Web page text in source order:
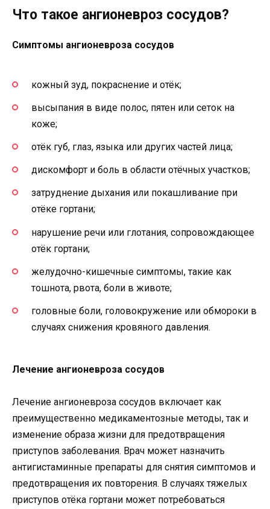
Что такое ангионевроз сосудов?
Симптомы ангионевроза сосудов
кожный зуд, покраснение и отёк;
высыпания в виде полос, пятен или сеток на
коже;
отёк губ, глаз, языка или других частей лица;
дискомфорт и боль в области отёчных участков;
затруднение дыхания или покашливание при
отёке гортани;
нарушение речи или глотания, сопровождающее
отёк гортани;
желудочно-кишечные симптомы, такие как
тошнота, рвота, боли в животе;
головные боли, головокружение или обмороки в
случаях снижения кровяного давления.
Лечение ангионевроза сосудов
Лечение ангионевроза сосудов включает как
преимущественно медикаментозные методы, так и
изменение образа жизни для предотвращения
приступов заболевания. Врач может назначить
антигистаминные препараты для снятия симптомов и
предотвращения их повторения. В случаях тяжелых
приступов отёка гортани может потребоваться